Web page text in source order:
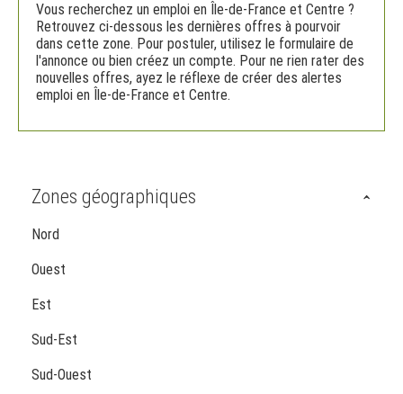
Vous recherchez un emploi en Île-de-France et Centre ?
Retrouvez ci-dessous les dernières offres à pourvoir
dans cette zone. Pour postuler, utilisez le formulaire de
l'annonce ou bien créez un compte. Pour ne rien rater des
nouvelles offres, ayez le réflexe de créer des alertes
emploi en Île-de-France et Centre.
Zones géographiques
Nord
Ouest
Est
Sud-Est
Sud-Ouest